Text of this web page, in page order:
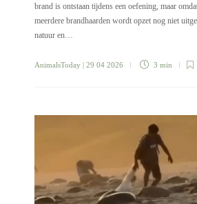
brand is ontstaan tijdens een oefening, maar
meerdere brandhaarden wordt opzet nog niet
natuur en…
AnimalsToday | 29 04 2026 3 min